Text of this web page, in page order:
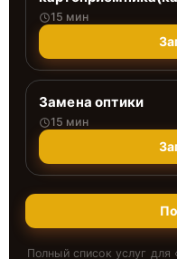
15 мин
Замена оптики
15 мин
Полный список услуг для